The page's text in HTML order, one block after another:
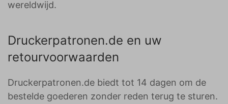
wereldwijd.
Druckerpatronen.de en uw
retourvoorwaarden
Druckerpatronen.de biedt tot 14 dagen om de
bestelde goederen zonder reden terug te sturen.